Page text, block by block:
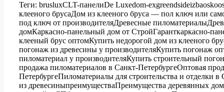
Теги: brusluxCLT-панелиDe Luxedom-exgreendsideizbaosko
клееного брусаДом из клееного бруса — пол ключ или
под ключ от производителяДревесные пиломатериалы
домКаркасно-панельный дом от СтройГаранткаркасно-
клееный брус оптомКупить недорогой дом из клееного
погонаж из древесины у производителяКупить погонаж
пиломатериал у производителяКупить строительный
продажа пиломатериалов в Санкт-ПетербургеОптовая
ПетербургеПиломатериалы для строительства и отделки
из древесиныпреимуществаПреимущества деревянных